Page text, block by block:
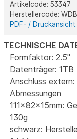
TECHNISCHE
Formfaktor: 2.5"
Datenträger: 1TB
Anschluss
Abmessungen
111x82x15mm:
130g
schwarz:
Artikelcode: 53347
Herstellercode:
PDF- / Druckansicht